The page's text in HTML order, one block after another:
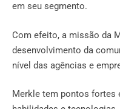
em seu segmento.
Com efeito, a missão da
desenvolvimento da
nível das agências e
Merkle tem pontos fortes